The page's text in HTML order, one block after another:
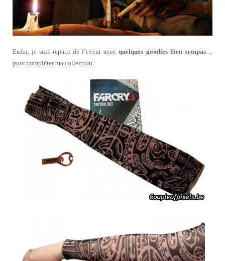
Enfin, je suis reparti de l’event avecquelques goodies bien sympas
pour compléter ma collection.